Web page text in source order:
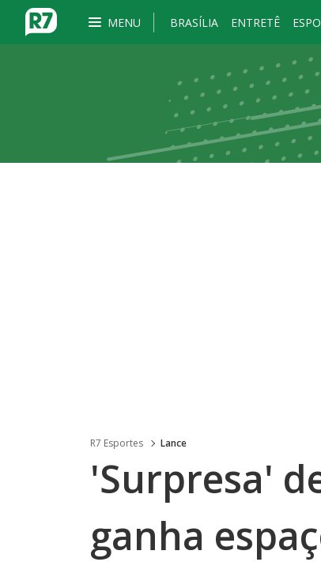
MENU BRASÍLIA ENTRETÊ
R7 Esportes Lance
'Surpresa'
ganha